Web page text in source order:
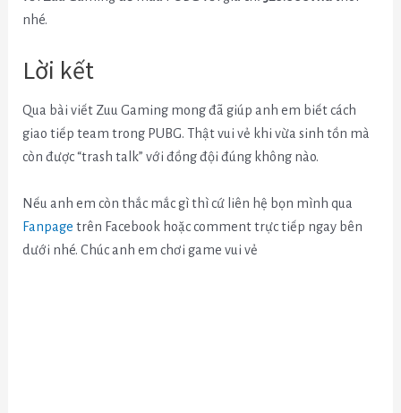
nhé.
Lời kết
Qua bài viết Zuu Gaming mong đã giúp anh em biết cách
giao tiếp team trong PUBG. Thật vui vẻ khi vừa sinh tồn mà
còn được “trash talk” với đồng đội đúng không nào.
Nếu anh em còn thắc mắc gì thì cứ liên hệ bọn mình qua
Fanpage trên Facebook hoặc comment trực tiếp ngay bên
dưới nhé. Chúc anh em chơi game vui vẻ